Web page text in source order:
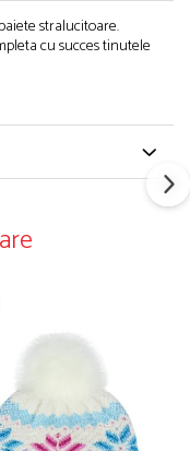
stralucitoare.
cu succes tinutele